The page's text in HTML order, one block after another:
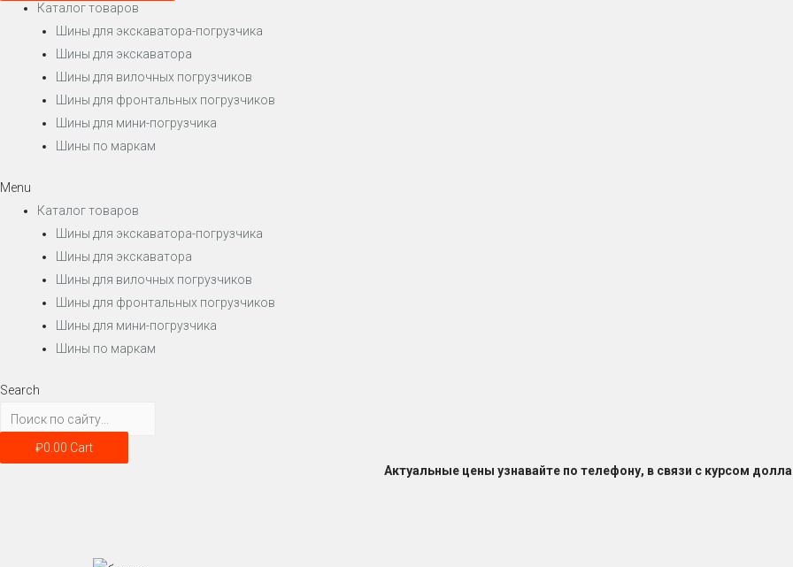
Каталог товаров
Шины для экскаватора-погрузчика
Шины для экскаватора
Шины для вилочных погрузчиков
Шины для фронтальных погрузчиков
Шины для мини-погрузчика
Шины по маркам
Menu
Каталог товаров
Шины для экскаватора-погрузчика
Шины для экскаватора
Шины для вилочных погрузчиков
Шины для фронтальных погрузчиков
Шины для мини-погрузчика
Шины по маркам
Search
₽0.00 Cart
Актуальные цены узнавайте по телефону, в связи с курсом